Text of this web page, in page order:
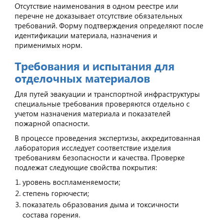
Отсутствие наименования в одном реестре или
перечне не доказывает отсутствие обязательных
требований. Форму подтверждения определяют после
идентификации материала, назначения и
применимых норм.
Требования и испытания для
отделочных материалов
Для путей эвакуации и транспортной инфраструктуры
специальные требования проверяются отдельно с
учетом назначения материала и показателей
пожарной опасности.
В процессе проведения экспертизы, аккредитованная
лаборатория исследует соответствие изделия
требованиям безопасности и качества. Проверке
подлежат следующие свойства покрытия:
уровень воспламеняемости;
степень горючести;
показатель образования дыма и токсичности
состава горения.